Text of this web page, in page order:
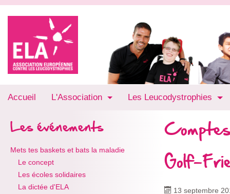
Accueil L'Association Les Leucodystrophies
Les événements
Mets tes baskets et bats la maladie
Le concept
Les écoles solidaires
La dictée d'ELA
Golf-
13 septembre